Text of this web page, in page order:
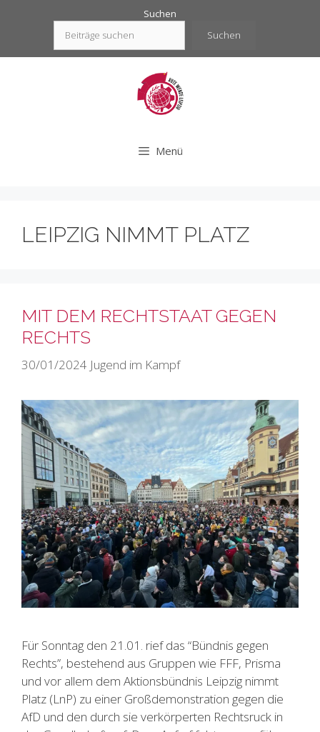
Suchen
Suchen
Menü
LEIPZIG NIMMT PLATZ
MIT DEM RECHTSTAAT GEGEN
RECHTS
30/01/2024 Jugend im Kampf
Für Sonntag den 21.01. rief das “Bündnis gegen
Rechts”, bestehend aus Gruppen wie FFF, Prisma
und vor allem dem Aktionsbündnis Leipzig nimmt
Platz (LnP) zu einer Großdemonstration gegen die
AfD und den durch sie verkörperten Rechtsruck in